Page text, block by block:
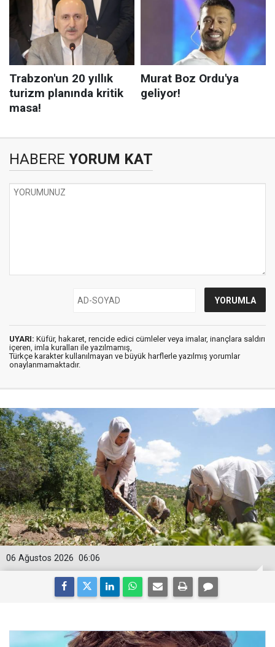
HABERE YORUM KAT
UYARI: Küfür, hakaret, rencide edici cümleler veya imalar, inançlara saldırı
içeren, imla kuralları ile yazılmamış,
Türkçe karakter kullanılmayan ve büyük harflerle yazılmış yorumlar
onaylanmamaktadır.
06:06
06 Ağustos 2026